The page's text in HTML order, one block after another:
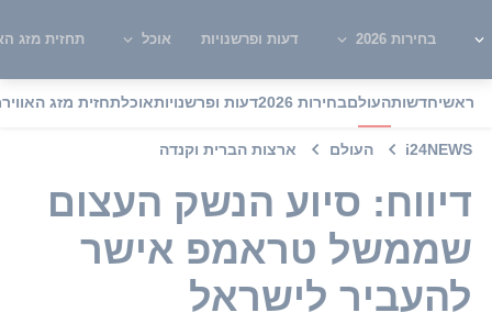
בחירות 2026 דעות ופרשנויות אוכל תחזית מזג
ראשיחדשותהעולםבחירות 2026 דעות ופרשנויותאוכלתחזית מזג האוויר
i24NEWS העולם ארצות הברית וקנדה
דיווח: סיוע הנשק העצום
שממשל טראמפ אישר
להעביר לישראל